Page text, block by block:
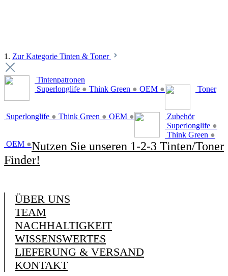
1. Zur Kategorie Tinten & Toner
Tintenpatronen
Superlonglife ● Think Green ● OEM ● Toner
Superlonglife ● Think Green ● OEM ●
Zubehör
Superlonglife ●
Think Green ●
OEM ●Nutzen Sie unseren 1-2-3 Tinten/Toner
Finder!
ÜBER UNS
TEAM
NACHHALTIGKEIT
WISSENSWERTES
LIEFERUNG & VERSAND
KONTAKT